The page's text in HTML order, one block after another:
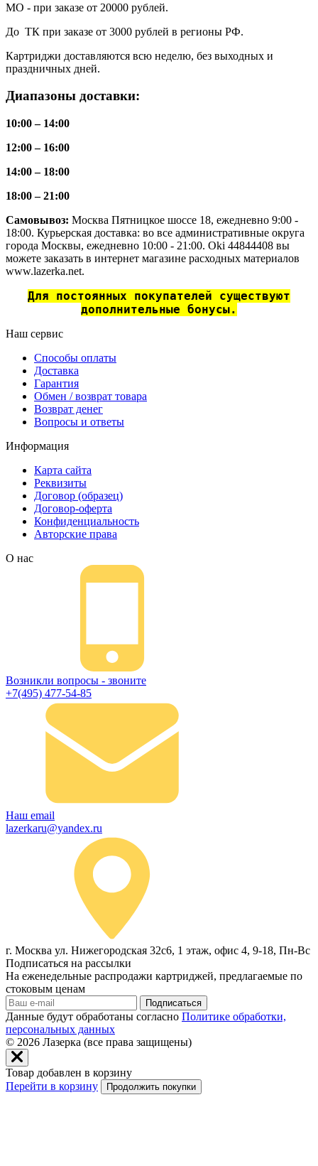
МО - при заказе от 20000 рублей.
До ТК при заказе от 3000 рублей в регионы РФ.
Картриджи доставляются всю неделю, без выходных и
праздничных дней.
Диапазоны доставки:
10:00 – 14:00
12:00 – 16:00
14:00 – 18:00
18:00 – 21:00
Самовывоз: Москва Пятницкое шоссе 18, ежедневно 9:00 -
18:00. Курьерская доставка: во все административные округа
города Москвы, ежедневно 10:00 - 21:00. Oki 44844408 вы
можете заказать в интернет магазине расходных материалов
www.lazerka.net.
Для постоянных покупателей существуют
дополнительные бонусы.
Наш сервис
Способы оплаты
Доставка
Гарантия
Обмен / возврат товара
Возврат денег
Вопросы и ответы
Информация
Карта сайта
Реквизиты
Договор (образец)
Договор-оферта
Конфиденциальность
Авторские права
О нас
Возникли вопросы - звоните
+7(495) 477-54-85
Наш email
lazerkaru@yandex.ru
г. Москва ул. Нижегородская 32с6, 1 этаж, офис 4, 9-18, Пн-Вс
Подписаться на рассылки
На еженедельные распродажи картриджей, предлагаемые по
стоковым ценам
Подписаться
Данные будут обработаны согласно Политике обработки,
персональных данных
© 2026 Лазерка (все права защищены)
Товар добавлен в корзину
Перейти в корзину
Продолжить покупки